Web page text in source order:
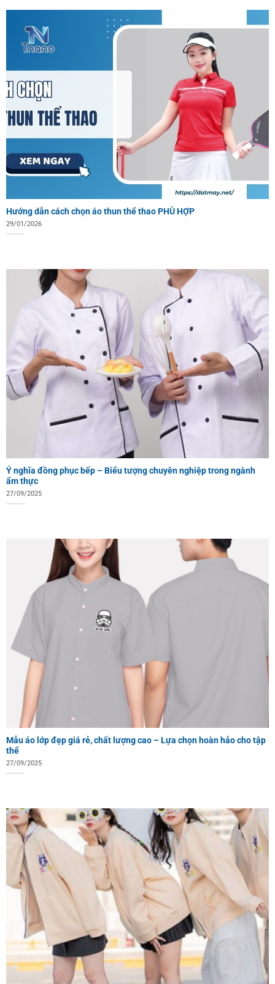
Hướng dẫn cách chọn áo thun thể thao PHÙ HỢP
29/01/2026
Ý nghĩa đồng phục bếp – Biểu tượng chuyên nghiệp trong ngành
ẩm thực
27/09/2025
Mẫu áo lớp đẹp giá rẻ, chất lượng cao – Lựa chọn hoàn hảo cho tập
thể
27/09/2025